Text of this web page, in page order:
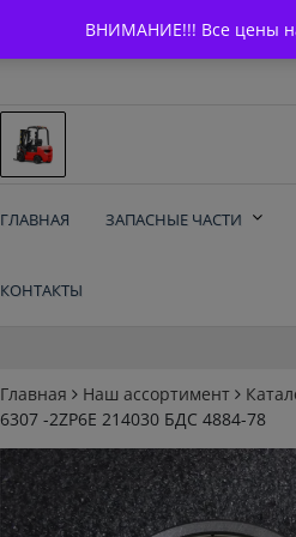
ВНИМАНИЕ!!! Все цены
Запчасти для
ГЛАВНАЯ ЗАПАСНЫЕ ЧАСТИ
КОНТАКТЫ
Главная Наш ассортимент
6307 -2ZP6E 214030 БДС 4884-78